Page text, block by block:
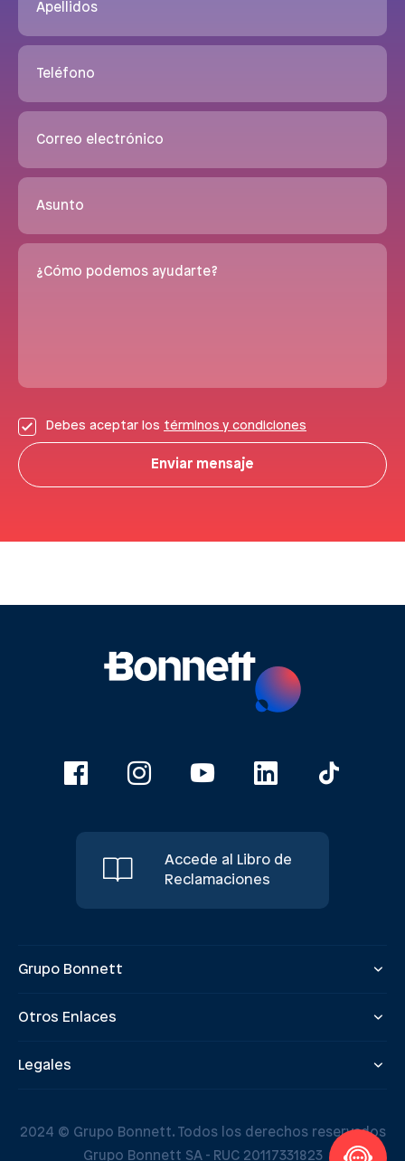
Apellidos
Teléfono
Correo electrónico
Asunto
¿Cómo podemos ayudarte?
Debes aceptar los términos y condiciones
Enviar mensaje
Accede al Libro de
Reclamaciones
Grupo Bonnett
Otros Enlaces
Legales
2024 © Grupo Bonnett. Todos los derechos reservados
Grupo Bonnett SA - RUC 20117331823